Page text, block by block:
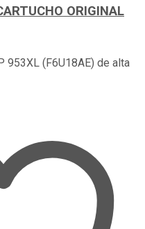
ORIGINAL
953XL (F6U18AE) de alta